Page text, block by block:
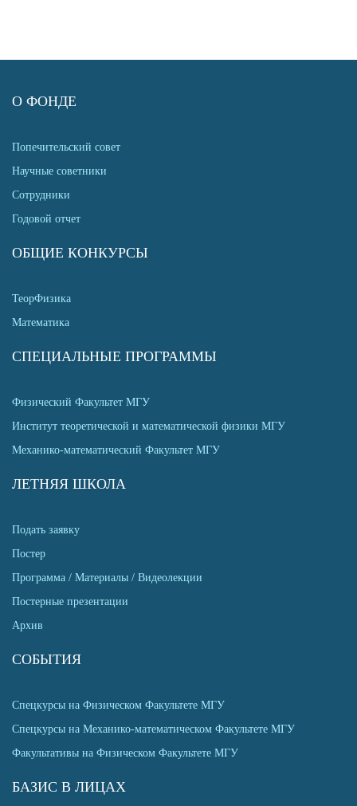
О ФОНДЕ
Попечительский совет
Научные советники
Сотрудники
Годовой отчет
ОБЩИЕ КОНКУРСЫ
ТеорФизика
Математика
СПЕЦИАЛЬНЫЕ ПРОГРАММЫ
Физический Факультет МГУ
Институт теоретической и математической физики МГУ
Механико-математический Факультет МГУ
ЛЕТНЯЯ ШКОЛА
Подать заявку
Постер
Программа / Материалы / Видеолекции
Постерные презентации
Архив
СОБЫТИЯ
Спецкурсы на Физическом Факультете МГУ
Спецкурсы на Механико-математическом Факультете МГУ
Факультативы на Физическом Факультете МГУ
БАЗИС В ЛИЦАХ